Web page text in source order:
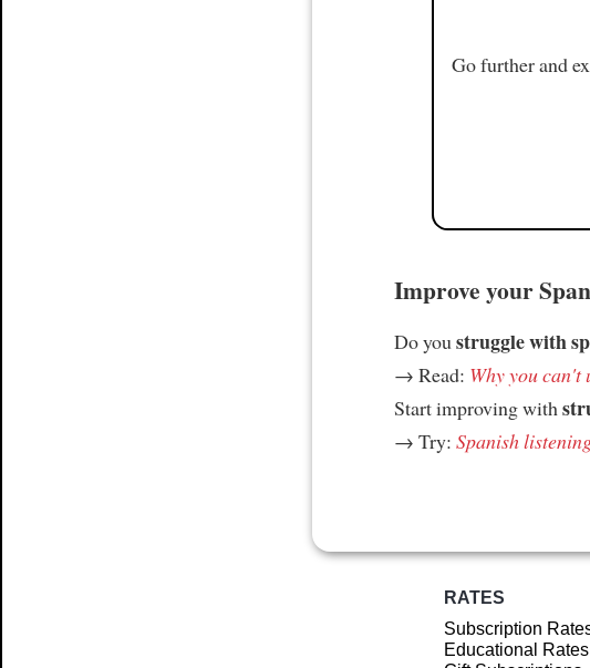
Go further and
Improve your
Do youstruggle with
→ Read: Why you can't
Start improving with
→ Try: Spanish
RATES
Subscription
Educational Rates